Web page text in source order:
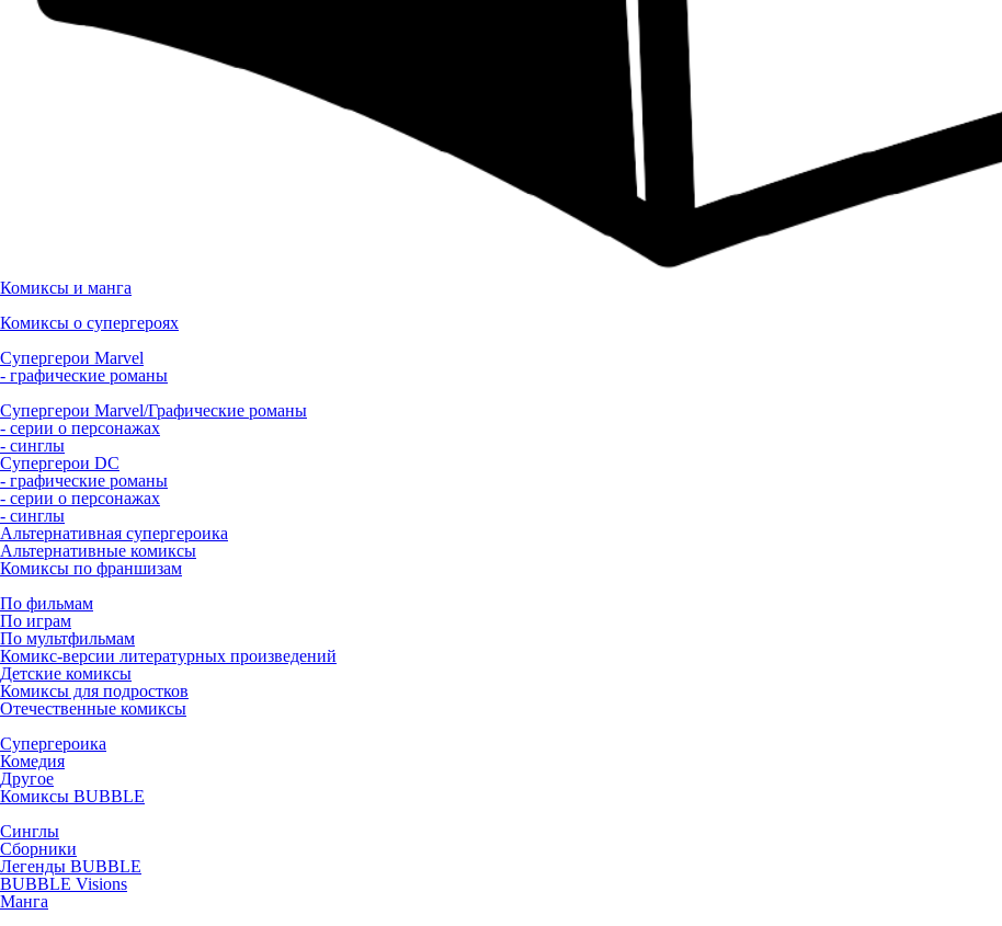
Комиксы и манга
Комиксы о супергероях
Супергерои Marvel
- графические романы
Супергерои Marvel/Графические романы
- серии о персонажах
- синглы
Супергерои DC
- графические романы
- серии о персонажах
- синглы
Альтернативная супергероика
Альтернативные комиксы
Комиксы по франшизам
По фильмам
По играм
По мультфильмам
Комикс-версии литературных произведений
Детские комиксы
Комиксы для подростков
Отечественные комиксы
Супергероика
Комедия
Другое
Комиксы BUBBLE
Синглы
Сборники
Легенды BUBBLE
BUBBLE Visions
Манга